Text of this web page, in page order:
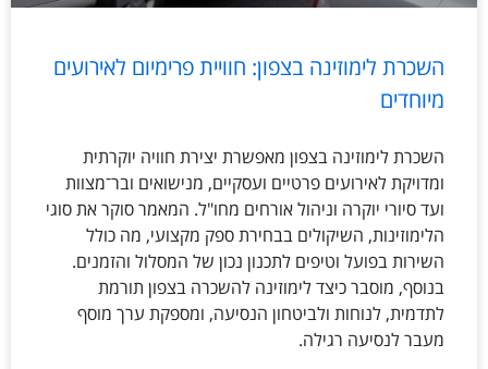
השכרת לימוזינה בצפון: חוויית פרימיום לאירועים
מיוחדים
השכרת לימוזינה בצפון מאפשרת יצירת חוויה יוקרתית
ומדויקת לאירועים פרטיים ועסקיים, מנישואים ובר־מצוות
ועד סיורי יוקרה וניהול אורחים מחו"ל. המאמר סוקר את סוגי
הלימוזינות, השיקולים בבחירת ספק מקצועי, מה כולל
השירות בפועל וטיפים לתכנון נכון של המסלול והזמנים.
בנוסף, מוסבר כיצד לימוזינה להשכרה בצפון תורמת
לתדמית, לנוחות ולביטחון הנסיעה, ומספקת ערך מוסף
מעבר לנסיעה רגילה.